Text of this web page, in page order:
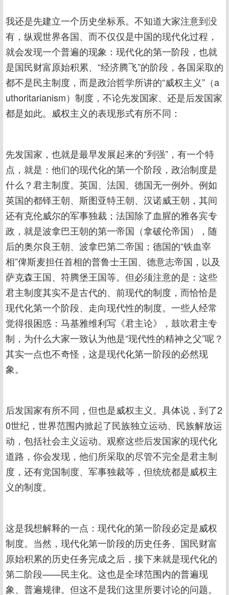
我还是先建立一个历史坐标系。不知道大家注意到没
有，纵观世界各国、而不仅仅是中国的现代化过程，
就会发现一个普遍的现象：现代化的第一阶段，也就
是国民财富原始积累、“经济腾飞”的阶段，各国采取的
都不是民主制度，而是政治哲学所讲的“威权主义”（a
uthoritarianism）制度，不论先发国家、还是后发国家
都是如此。威权主义的表现形式有所不同：
先发国家，也就是最早发展起来的“列强”，有一个特
点，就是：他们的现代化的第一个阶段，政治制度是
什么？君主制度。英国、法国、德国无一例外。例如
英国的都铎王朝、斯图亚特王朝、汉诺威王朝，其间
还有克伦威尔的军事独裁；法国除了血腥的雅各宾专
政，就是波拿巴王朝的第一帝国（拿破伦帝国），随
后的奥尔良王朝、波拿巴第二帝国；德国的“铁血宰
相”俾斯麦担任首相的普鲁士王国、德意志帝国，以及
萨克森王国、符腾堡王国等。但必须注意的是：这些
君主制度其实不是古代的、前现代的制度，而恰恰是
现代化第一个阶段、走向现代性的制度。一些人经常
觉得很困惑：马基雅维利写《君主论》，鼓吹君主专
制，为什么大家一致认为他是“现代性的精神之父”呢？
其实一点也不奇怪，这是现代化第一阶段的必然现
象。
后发国家有所不同，但也是威权主义。具体说，到了2
0世纪，世界范围内掀起了民族独立运动、民族解放运
动，包括社会主义运动。观察这些后发国家的现代化
道路，你会发现，他们所采取的尽管不完全是君主制
度，还有党国制度、军事独裁等，但统统都是威权主
义的制度。
这是我想解释的一点：现代化的第一阶段必定是威权
制度。当然，现代化第一阶段的历史任务、国民财富
原始积累的历史任务完成之后，接下来就是现代化的
第二阶段——民主化。这也是全球范围内的普遍现
象、普遍规律。但这不是我们这里所要讨论的问题。